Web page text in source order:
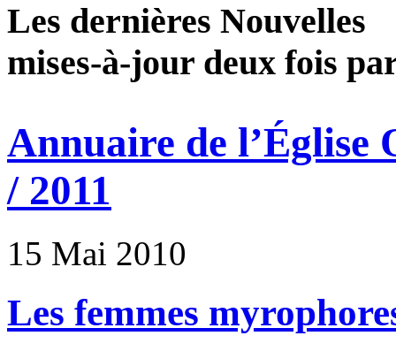
Les dernières Nouvelles
mises-à-jour deux fois
Annuaire de l’Église
/ 2011
15 Mai 2010
Les femmes